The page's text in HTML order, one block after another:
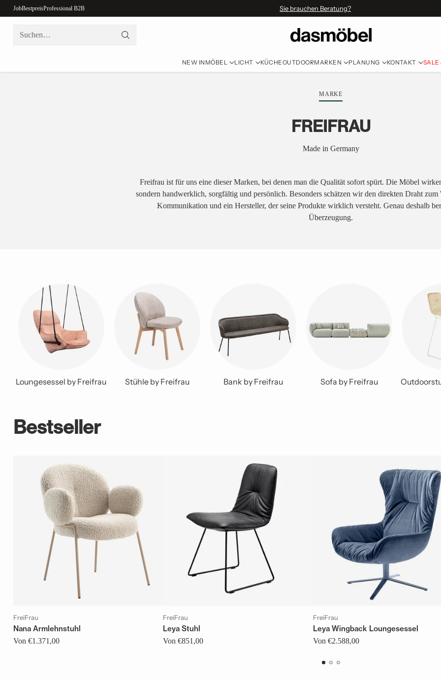
JobBestpreisProfessional B2B Sie brauchen Beratung?
Suchen…
NEW IN MÖBEL LICHT KÜCHEOUTDOORMARKEN PLANUNG KONTAKT SALE
MARKE
FREIFRAU
Made in Germany
Freifrau ist für uns eine dieser Marken, bei denen man die Qualität sofort spürt. Die Möbel
sondern handwerklich, sorgfältig und persönlich. Besonders schätzen wir den direkten Draht
Kommunikation und ein Hersteller, der seine Produkte wirklich versteht. Genau deshalb
Überzeugung.
Loungesessel by Freifrau Stühle by Freifrau Bank by Freifrau Sofa by Freifrau
Bestseller
FreiFrau
Nana Armlehnstuhl
Von €1.371,00
FreiFrau
Leya Stuhl
Von €851,00
FreiFrau
Leya Wingback Loungesessel
Von €2.588,00